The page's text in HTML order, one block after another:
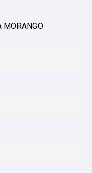
MORANGO